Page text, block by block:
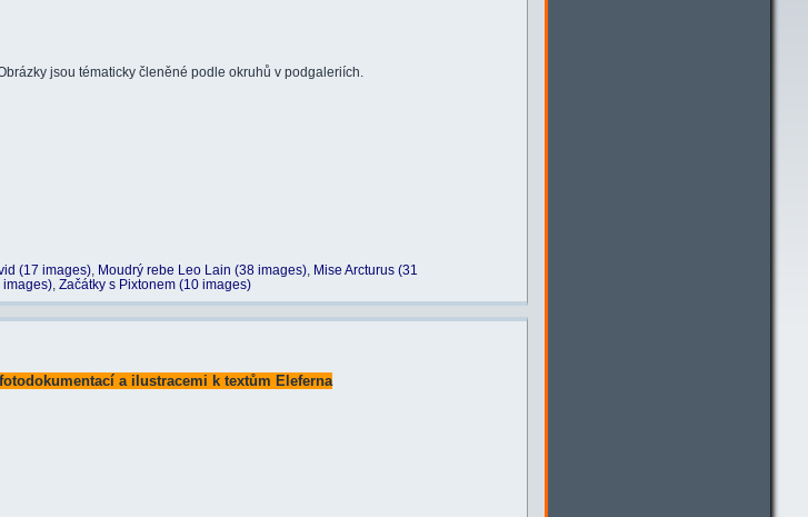
jsou tématicky členěné podle okruhů v podgaleriích.
(17 images), Moudrý rebe Leo Lain (38 images), Mise Arcturus (31
images), Začátky s Pixtonem (10 images)
a ilustracemi k textům Eleferna